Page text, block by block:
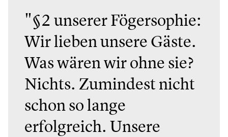
"§2 unserer Fögersophie:
Wir lieben unsere Gäste.
Was wären wir ohne sie?
Nichts. Zumindest nicht
schon so lange
erfolgreich. Unsere